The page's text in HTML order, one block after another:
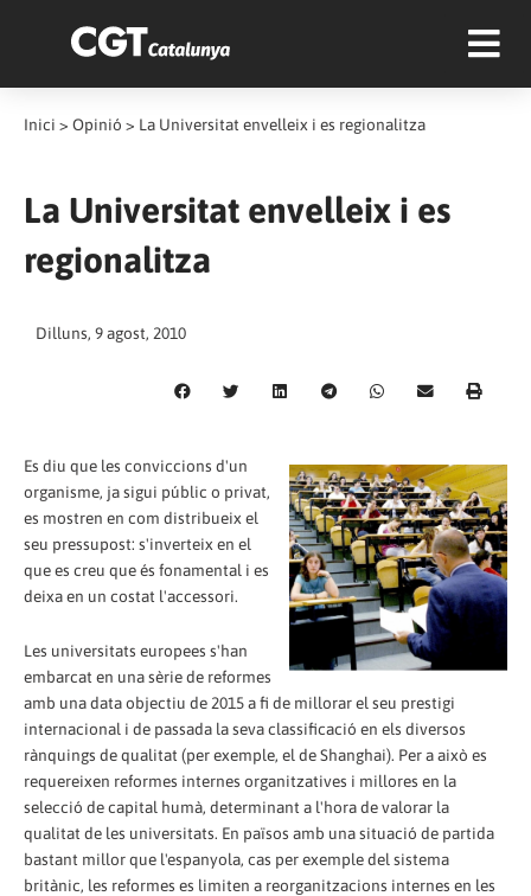
Inici > Opinió > La Universitat envelleix i es regionalitza
La Universitat envelleix i es
regionalitza
Dilluns, 9 agost, 2010
Es diu que les conviccions d'un
organisme, ja sigui públic o privat,
es mostren en com distribueix el
seu pressupost: s'inverteix en el
que es creu que és fonamental i es
deixa en un costat l'accessori.
Les universitats europees s'han
embarcat en una sèrie de reformes
amb una data objectiu de 2015 a fi de millorar el seu prestigi
internacional i de passada la seva classificació en els diversos
rànquings de qualitat (per exemple, el de Shanghai). Per a això es
requereixen reformes internes organitzatives i millores en la
selecció de capital humà, determinant a l'hora de valorar la
qualitat de les universitats. En països amb una situació de partida
bastant millor que l'espanyola, cas per exemple del sistema
britànic, les reformes es limiten a reorganitzacions internes en les